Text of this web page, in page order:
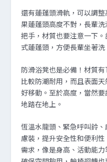
還有蓮蓬頭滑軌，可以調
果蓮蓬頭高度不對，長輩
把手，材質也要注意一下
式蓮蓬頭，方便長輩坐著洗
防滑浴凳也是必備！材質
比較防潮耐用，而且表面
好移動。至於高度，當然
地踏在地上。
恆溫水龍頭、緊急呼叫鈴
慮裝，提升安全性和便利
需求，像是身高、活動能